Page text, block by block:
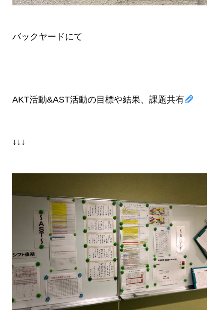
バックヤードにて
AKT活動&AST活動の目標や結果、課題共有
↓↓↓